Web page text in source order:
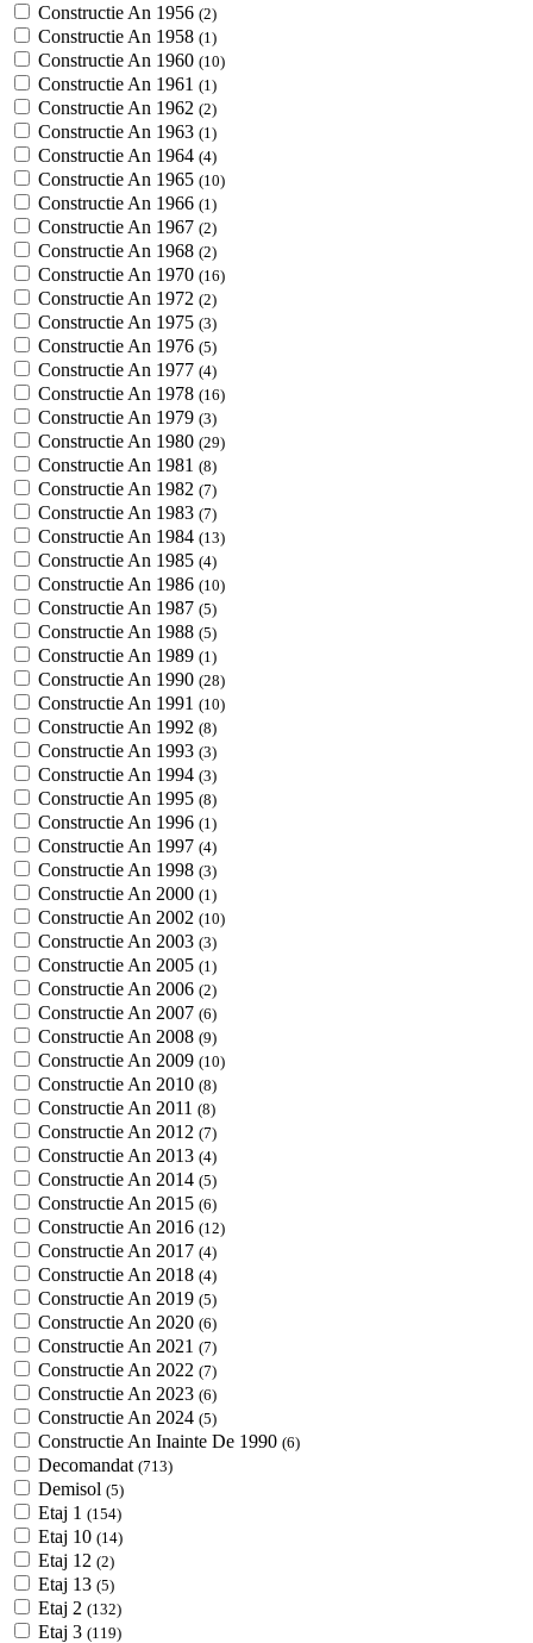
Constructie An 1956 (2)
Constructie An 1958 (1)
Constructie An 1960 (10)
Constructie An 1961 (1)
Constructie An 1962 (2)
Constructie An 1963 (1)
Constructie An 1964 (4)
Constructie An 1965 (10)
Constructie An 1966 (1)
Constructie An 1967 (2)
Constructie An 1968 (2)
Constructie An 1970 (16)
Constructie An 1972 (2)
Constructie An 1975 (3)
Constructie An 1976 (5)
Constructie An 1977 (4)
Constructie An 1978 (16)
Constructie An 1979 (3)
Constructie An 1980 (29)
Constructie An 1981 (8)
Constructie An 1982 (7)
Constructie An 1983 (7)
Constructie An 1984 (13)
Constructie An 1985 (4)
Constructie An 1986 (10)
Constructie An 1987 (5)
Constructie An 1988 (5)
Constructie An 1989 (1)
Constructie An 1990 (28)
Constructie An 1991 (10)
Constructie An 1992 (8)
Constructie An 1993 (3)
Constructie An 1994 (3)
Constructie An 1995 (8)
Constructie An 1996 (1)
Constructie An 1997 (4)
Constructie An 1998 (3)
Constructie An 2000 (1)
Constructie An 2002 (10)
Constructie An 2003 (3)
Constructie An 2005 (1)
Constructie An 2006 (2)
Constructie An 2007 (6)
Constructie An 2008 (9)
Constructie An 2009 (10)
Constructie An 2010 (8)
Constructie An 2011 (8)
Constructie An 2012 (7)
Constructie An 2013 (4)
Constructie An 2014 (5)
Constructie An 2015 (6)
Constructie An 2016 (12)
Constructie An 2017 (4)
Constructie An 2018 (4)
Constructie An 2019 (5)
Constructie An 2020 (6)
Constructie An 2021 (7)
Constructie An 2022 (7)
Constructie An 2023 (6)
Constructie An 2024 (5)
Constructie An Inainte De 1990 (6)
Decomandat (713)
Demisol (5)
Etaj 1 (154)
Etaj 10 (14)
Etaj 12 (2)
Etaj 13 (5)
Etaj 2 (132)
Etaj 3 (119)